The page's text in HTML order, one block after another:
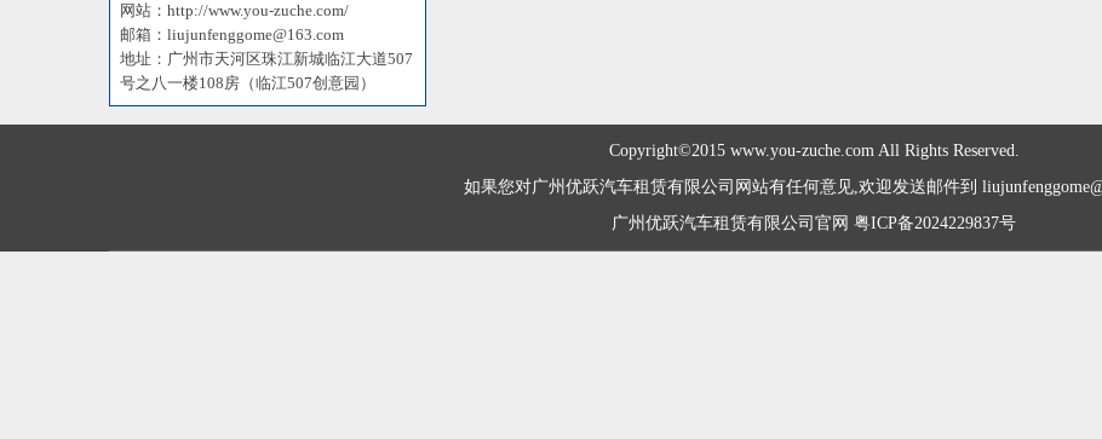
网站：http://www.you-zuche.com/
邮箱：liujunfenggome@163.com
地址：广州市天河区珠江新城临江大道507
号之八一楼108房（临江507创意园）
Copyright©2015 www.you-zuche.com All Rights Reserved.
如果您对广州优跃汽车租赁有限公司网站有任何意见,欢迎发送邮件到
广州优跃汽车租赁有限公司官网 粤ICP备2024229837号